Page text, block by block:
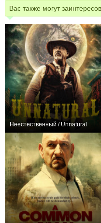
Вас также могут
Неестественный / Unnatural